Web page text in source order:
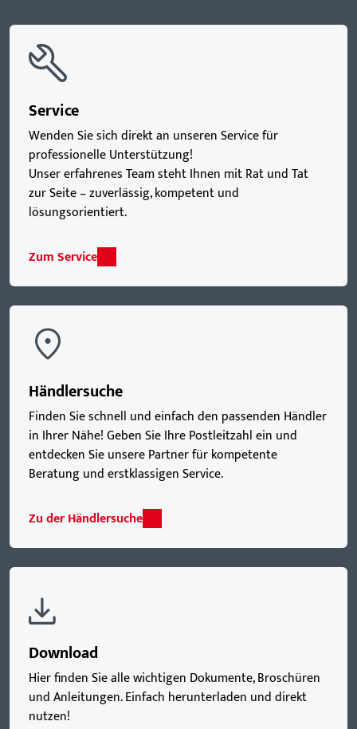
Service
Wenden Sie sich direkt an unseren Service für
professionelle Unterstützung!
Unser erfahrenes Team steht Ihnen mit Rat und Tat
zur Seite – zuverlässig, kompetent und
lösungsorientiert.
Zum Service
Händlersuche
Finden Sie schnell und einfach den passenden Händler
in Ihrer Nähe! Geben Sie Ihre Postleitzahl ein und
entdecken Sie unsere Partner für kompetente
Beratung und erstklassigen Service.
Zu der Händlersuche
Download
Hier finden Sie alle wichtigen Dokumente, Broschüren
und Anleitungen. Einfach herunterladen und direkt
nutzen!